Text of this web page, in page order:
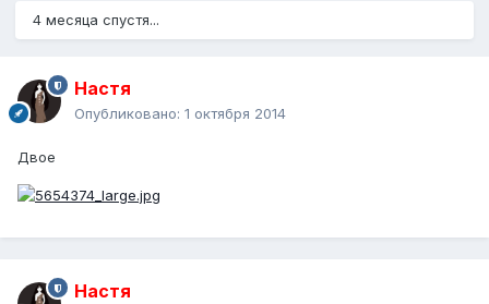
4 месяца спустя...
Настя
Опубликовано: 1 октября 2014
Двое
Настя